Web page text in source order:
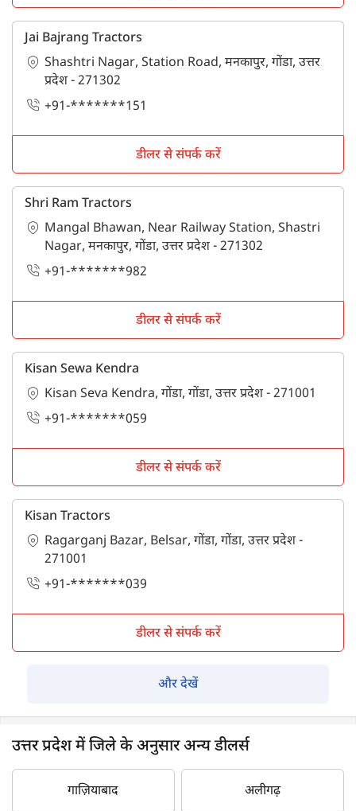
Jai Bajrang Tractors
Shashtri Nagar, Station Road, मनकापुर, गोंडा, उत्तर
प्रदेश - 271302
+91-*******151
डीलर से संपर्क करें
Shri Ram Tractors
Mangal Bhawan, Near Railway Station, Shastri
Nagar, मनकापुर, गोंडा, उत्तर प्रदेश - 271302
+91-*******982
डीलर से संपर्क करें
Kisan Sewa Kendra
Kisan Seva Kendra, गोंडा, गोंडा, उत्तर प्रदेश - 271001
+91-*******059
डीलर से संपर्क करें
Kisan Tractors
Ragarganj Bazar, Belsar, गोंडा, गोंडा, उत्तर प्रदेश -
271001
+91-*******039
डीलर से संपर्क करें
और देखें
उत्तर प्रदेश में जिले के अनुसार अन्य डीलर्स
गाज़ियाबाद अलीगढ़